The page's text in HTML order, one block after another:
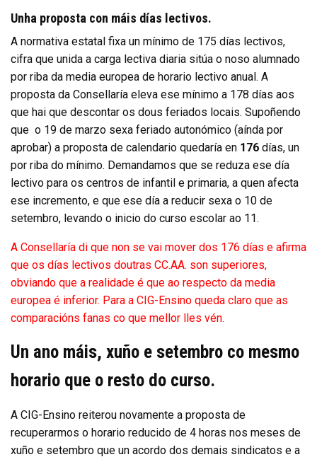
Unha proposta con máis días lectivos.
A normativa estatal fixa un mínimo de 175 días lectivos,
cifra que unida a carga lectiva diaria sitúa o noso alumnado
por riba da media europea de horario lectivo anual. A
proposta da Consellaría eleva ese mínimo a 178 días aos
que hai que descontar os dous feriados locais. Supoñendo
que o 19 de marzo sexa feriado autonómico (aínda por
aprobar) a proposta de calendario quedaría en 176 días, un
por riba do mínimo. Demandamos que se reduza ese día
lectivo para os centros de infantil e primaria, a quen afecta
ese incremento, e que ese día a reducir sexa o 10 de
setembro, levando o inicio do curso escolar ao 11.
A Consellaría di que non se vai mover dos 176 días e afirma
que os días lectivos doutras CC.AA. son superiores,
obviando que a realidade é que ao respecto da media
europea é inferior. Para a CIG-Ensino queda claro que as
comparacións fanas co que mellor lles vén.
Un ano máis, xuño e setembro co mesmo
horario que o resto do curso.
A CIG-Ensino reiterou novamente a proposta de
recuperarmos o horario reducido de 4 horas nos meses de
xuño e setembro que un acordo dos demais sindicatos e a